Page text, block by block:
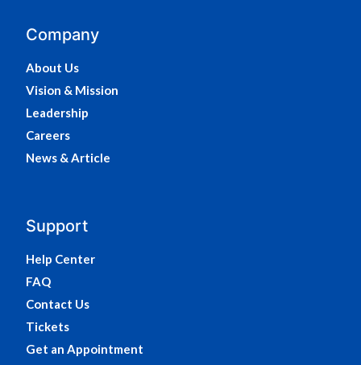
Company
About Us
Vision & Mission
Leadership
Careers
News & Article
Support
Help Center
FAQ
Contact Us
Tickets
Get an Appointment